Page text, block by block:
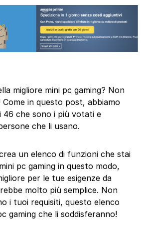
migliore mini pc gaming? Non
in questo post, abbiamo
46 che sono i più votati e
che li usano.
un elenco di funzioni che stai
pc gaming in questo modo,
per le tue esigenze da
molto più semplice. Non
i tuoi requisiti, questo elenco
gaming che li soddisferanno!